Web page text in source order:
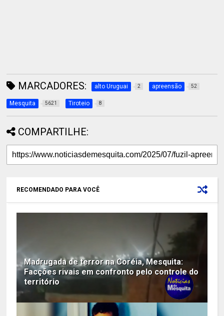
MARCADORES: alto Uruguai 2 apreensão 52
Mesquita 5621 Tiroteio 8
COMPARTILHE:
RECOMENDADO PARA VOCÊ
Madrugada de terror na Coréia, Mesquita:
Facções rivais em confronto pelo controle do
território